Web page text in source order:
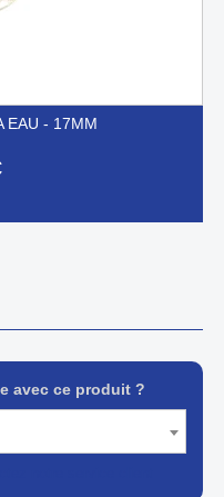
EAU - 17MM
avec ce produit ?